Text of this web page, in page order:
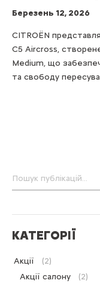
Березень 12, 2026
CITROËN
C5 Aircross,
Medium, що
та свободу
КАТЕГОРІЇ
Акції
(2)
Акції салону
(2)